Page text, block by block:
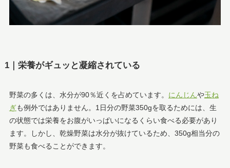
1｜栄養がギュッと凝縮されている
野菜の多くは、水分が90％近くを占めています。 にんじんや玉ね
ぎも例外ではありません。1日分の野菜350gを取るためには、生
の状態では栄養をお腹がいっぱいになるくらい食べる必要があり
ます。しかし、乾燥野菜は水分が抜けているため、350g相当分の
野菜も食べることができます。